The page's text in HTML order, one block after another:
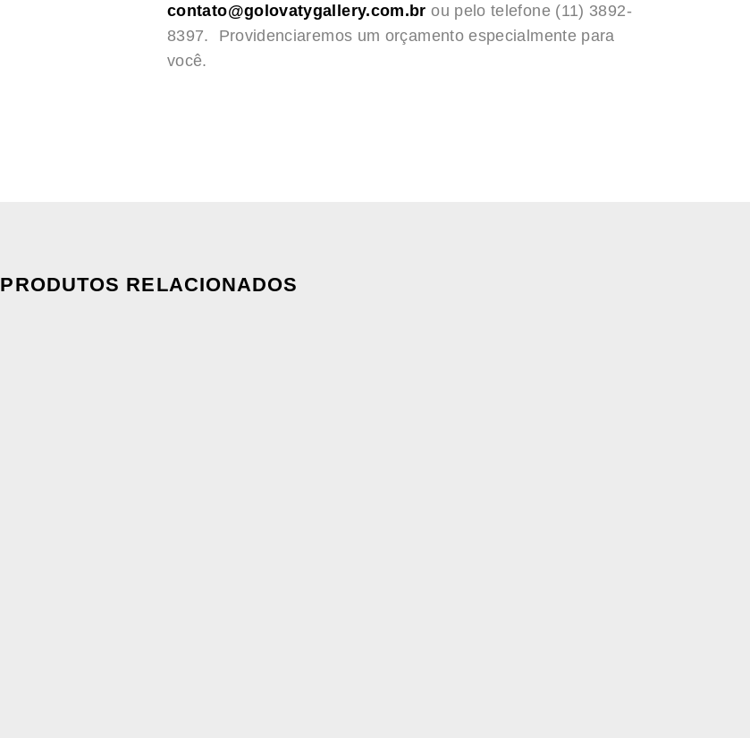
contato@golovatygallery.com.br ou pelo telefone (11) 3892-
8397. Providenciaremos um orçamento especialmente para
você.
PRODUTOS RELACIONADOS